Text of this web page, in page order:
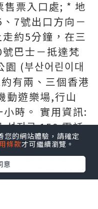
售票入口處; * 地
7號出口方向－
約5分鐘，在三
巴士－抵達梵
(부산어린이대
有兩、三個香港
動遊樂場,行山
時。 實用資訊:
성지로 159 電話:
當地交通: 地
站”下車, 然後
的網站體驗，請確定
條款才可繼續瀏覽。
意